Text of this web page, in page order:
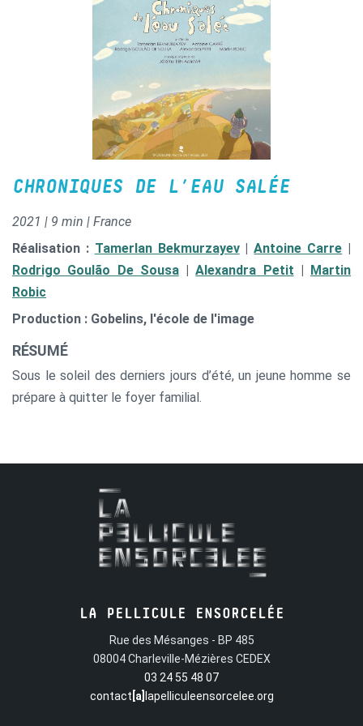
CHRONIQUES DE L’EAU SALÉE
2021 | 9 min | France
Réalisation : Tamerlan Bekmurzayev|Antoine Carre |
Rodrigo Goulão De Sousa|Alexandra Petit | Martin
Robic
Production : Gobelins, l'école de l'image
RÉSUMÉ
Sous le soleil des derniers jours d’été, un jeune homme se
prépare à quitter le foyer familial.
LA PELLICULE ENSORCELÉE
Rue des Mésanges - BP 485
08004 Charleville-Mézières CEDEX
03 24 55 48 07
contact [a] lapelliculeensorcelee.org